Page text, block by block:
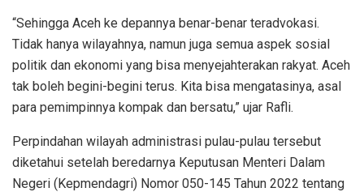
“Sehingga Aceh ke depannya benar-benar teradvokasi.
Tidak hanya wilayahnya, namun juga semua aspek sosial
politik dan ekonomi yang bisa menyejahterakan rakyat. Aceh
tak boleh begini-begini terus. Kita bisa mengatasinya, asal
para pemimpinnya kompak dan bersatu,” ujar Rafli.
Perpindahan wilayah administrasi pulau-pulau tersebut
diketahui setelah beredarnya Keputusan Menteri Dalam
Negeri (Kepmendagri) Nomor 050-145 Tahun 2022 tentang